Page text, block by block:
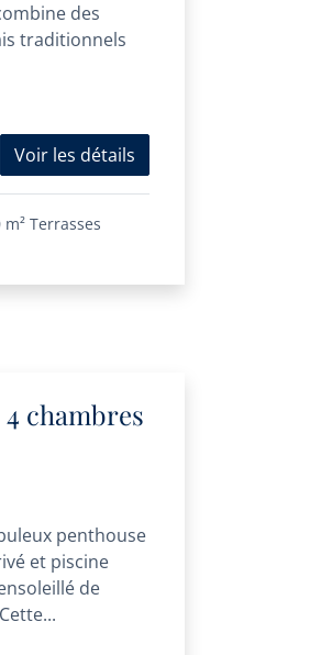
des
traditionnels
Voir les détails
m² Terrasses
chambres
penthouse
et piscine
de